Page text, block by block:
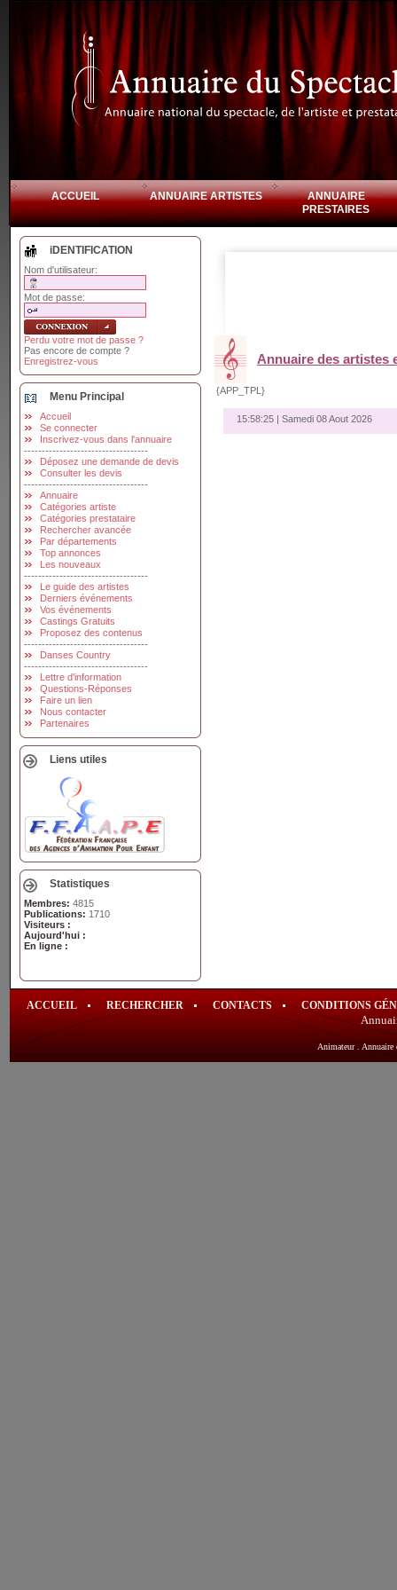
ACCUEIL ANNUAIRE ARTISTES
ANNUAIRE
PRESTAIRES
iDENTIFICATION
Nom d'utilisateur:
Mot de passe:
Perdu votre mot de passe ?
Pas encore de compte ?
Enregistrez-vous
Menu Principal
Accueil
Se connecter
Inscrivez-vous dans l'annuaire
-----------------------------------
Déposez une demande de devis
Consulter les devis
-----------------------------------
Annuaire
Catégories artiste
Catégories prestataire
Rechercher avancée
Par départements
Top annonces
Les nouveaux
-----------------------------------
Le guide des artistes
Derniers événements
Vos événements
Castings Gratuits
Proposez des contenus
-----------------------------------
Danses Country
-----------------------------------
Lettre d'information
Questions-Réponses
Faire un lien
Nous contacter
Partenaires
Liens utiles
Statistiques
Membres: 4815
Publications: 1710
Visiteurs :
Aujourd'hui :
En ligne :
Annuaire des artistes
{APP_TPL}
15:58:26 | Samedi 08 Aout 2026
ACCUEIL RECHERCHER CONTACTS CONDITIONS
Animateur. Annuaire